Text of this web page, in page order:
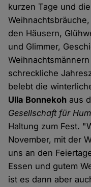
kurzen Tage und
den Häusern,
und Glimmer,
schreckliche
belebt die
Ulla Bonnekoh aus
Gesellschaft für
Haltung zum Fest.
November, mit der
uns an den
Essen und gutem
ist es dann aber